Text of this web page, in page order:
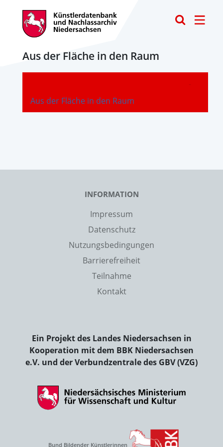
Aus der Fläche in den Raum
Aus der Fläche in den Raum
-
INFORMATION
Impressum
Datenschutz
Nutzungsbedingungen
Barrierefreiheit
Teilnahme
Kontakt
Ein Projekt des Landes Niedersachsen in
Kooperation mit dem BBK Niedersachsen
e.V. und der Verbundzentrale des GBV (VZG)
Bund Bildender Künstlerinnen